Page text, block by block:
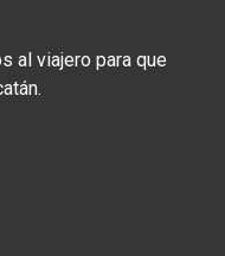
al viajero para que